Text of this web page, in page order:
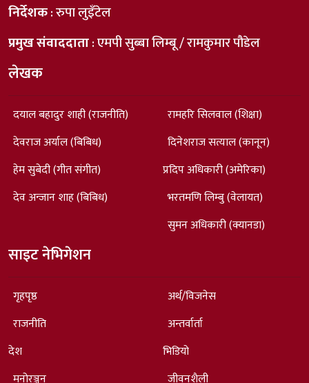
निर्देशक: रुपा लुइँटेल
प्रमुख संवाददाता: एमपी सुब्बा लिम्बू / रामकुमार पौडेल
लेखक
दयाल बहादुर शाही (राजनीति)
देवराज अर्याल (बिबिध)
हेम सुबेदी (गीत संगीत)
देव अन्जान शाह (बिबिध)
रामहरि सिलवाल (शिक्षा)
दिनेशराज सत्याल (कानून)
प्रदिप अधिकारी (अमेरिका)
भरतमणि लिम्बु (वेलायत)
सुमन अधिकारी (क्यानडा)
साइट नेभिगेशन
गृहपृष्ठ
राजनीति
देश
मनोरञ्जन
अर्थ/विजनेस
अन्तर्वार्ता
भिडियो
जीवनशैली